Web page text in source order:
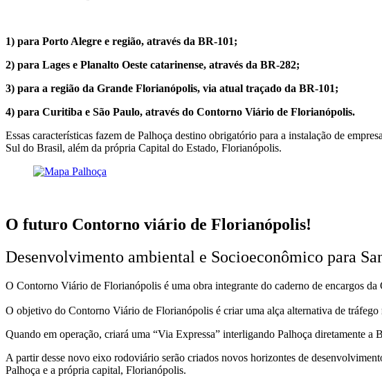
1) para Porto Alegre e região, através da BR-101;
2) para Lages e Planalto Oeste catarinense, através da BR-282;
3) para a região da Grande Florianópolis, via atual traçado da BR-101;
4) para Curitiba e São Paulo, através do Contorno Viário de Florianópolis.
Essas características fazem de Palhoça destino obrigatório para a instalação de
Sul do Brasil, além da própria Capital do Estado, Florianópolis.
O futuro Contorno viário de Florianópolis!
Desenvolvimento ambiental e Socioeconômico para
O Contorno Viário de Florianópolis é uma obra integrante do caderno de encargos
O objetivo do Contorno Viário de Florianópolis é criar uma alça alternativa de
Quando em operação, criará uma “Via Expressa” interligando Palhoça diretamente
A partir desse novo eixo rodoviário serão criados novos horizontes de
Palhoça e a própria capital, Florianópolis.